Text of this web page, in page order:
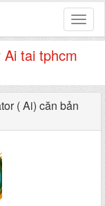
Ai tai tphcm
( Ai) căn bản